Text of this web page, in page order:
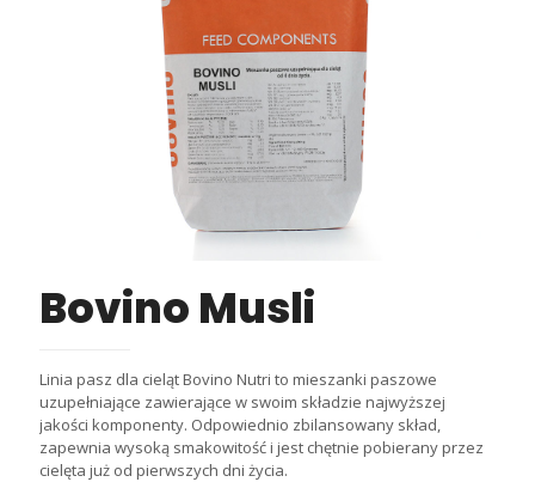
Bovino Musli
Linia pasz dla cieląt Bovino Nutri to mieszanki paszowe
uzupełniające zawierające w swoim składzie najwyższej
jakości komponenty. Odpowiednio zbilansowany skład,
zapewnia wysoką smakowitość i jest chętnie pobierany przez
cielęta już od pierwszych dni życia.